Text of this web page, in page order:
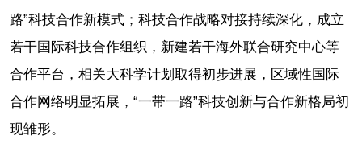
路”科技合作新模式；科技合作战略对接持续深化，成立
若干国际科技合作组织，新建若干海外联合研究中心等
合作平台，相关大科学计划取得初步进展，区域性国际
合作网络明显拓展，“一带一路”科技创新与合作新格局初
现雏形。